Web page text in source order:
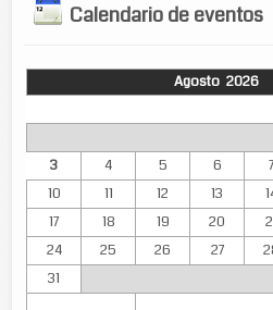
Calendario de eventos
Agosto 2026
3
4 5 6 7
10
11 12 13
17
18 19 20
24
25 26 27
31